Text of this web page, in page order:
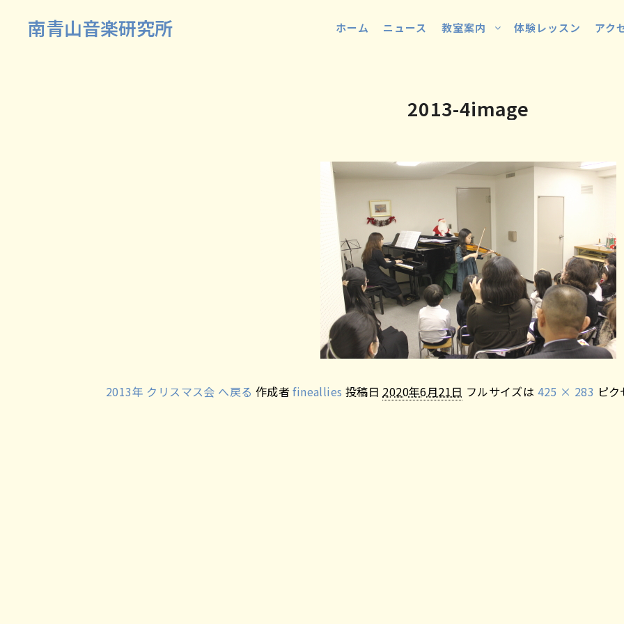
南青山音楽研究所 ホーム ニュース 教室案内 体験レッスン アク
2013-4image
2013年 クリスマス会 へ戻る 作成者fineallies 投稿日 2020年6月21日 フルサイズは 425 × 283 ピ